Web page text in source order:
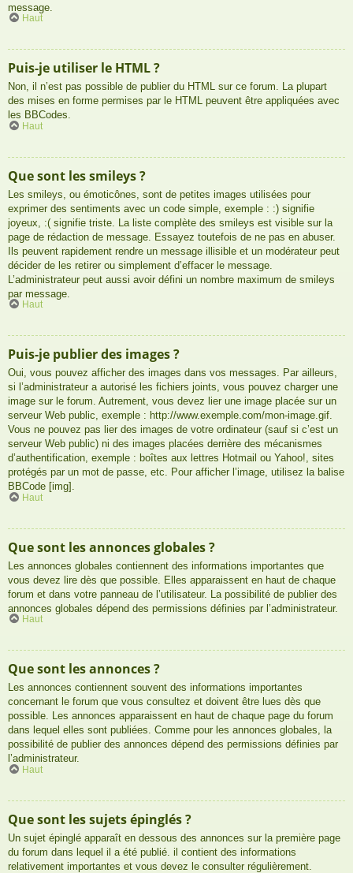
message.
Haut
Puis-je utiliser le HTML ?
Non, il n’est pas possible de publier du HTML sur ce forum. La plupart
des mises en forme permises par le HTML peuvent être appliquées avec
les BBCodes.
Haut
Que sont les smileys ?
Les smileys, ou émoticônes, sont de petites images utilisées pour
exprimer des sentiments avec un code simple, exemple : :) signifie
joyeux, :( signifie triste. La liste complète des smileys est visible sur la
page de rédaction de message. Essayez toutefois de ne pas en abuser.
Ils peuvent rapidement rendre un message illisible et un modérateur peut
décider de les retirer ou simplement d’effacer le message.
L’administrateur peut aussi avoir défini un nombre maximum de smileys
par message.
Haut
Puis-je publier des images ?
Oui, vous pouvez afficher des images dans vos messages. Par ailleurs,
si l’administrateur a autorisé les fichiers joints, vous pouvez charger une
image sur le forum. Autrement, vous devez lier une image placée sur un
serveur Web public, exemple : http://www.exemple.com/mon-image.gif.
Vous ne pouvez pas lier des images de votre ordinateur (sauf si c’est un
serveur Web public) ni des images placées derrière des mécanismes
d’authentification, exemple : boîtes aux lettres Hotmail ou Yahoo!, sites
protégés par un mot de passe, etc. Pour afficher l’image, utilisez la balise
BBCode [img].
Haut
Que sont les annonces globales ?
Les annonces globales contiennent des informations importantes que
vous devez lire dès que possible. Elles apparaissent en haut de chaque
forum et dans votre panneau de l’utilisateur. La possibilité de publier des
annonces globales dépend des permissions définies par l’administrateur.
Haut
Que sont les annonces ?
Les annonces contiennent souvent des informations importantes
concernant le forum que vous consultez et doivent être lues dès que
possible. Les annonces apparaissent en haut de chaque page du forum
dans lequel elles sont publiées. Comme pour les annonces globales, la
possibilité de publier des annonces dépend des permissions définies par
l’administrateur.
Haut
Que sont les sujets épinglés ?
Un sujet épinglé apparaît en dessous des annonces sur la première page
du forum dans lequel il a été publié. il contient des informations
relativement importantes et vous devez le consulter régulièrement.